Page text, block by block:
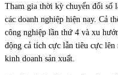
Tham gia thời kỳ chuyển đổi số
các doanh nghiệp hiện nay. Cả
công nghiệp lần thứ 4 và xu
động cả tích cực lẫn tiêu cực
kinh doanh sản xuất.